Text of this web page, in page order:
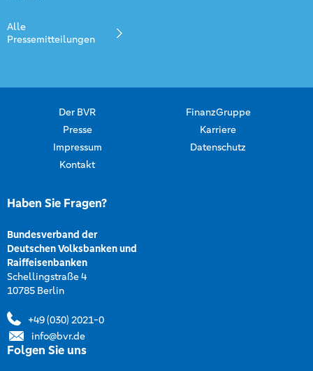
Alle
Pressemitteilungen
Der BVR
FinanzGruppe
Presse
Karriere
Impressum
Datenschutz
Kontakt
Haben Sie Fragen?
Bundesverband der
Deutschen Volksbanken und
Raiffeisenbanken
Schellingstraße 4
10785 Berlin
+49 (030) 2021-0
info@bvr.de
Folgen Sie uns